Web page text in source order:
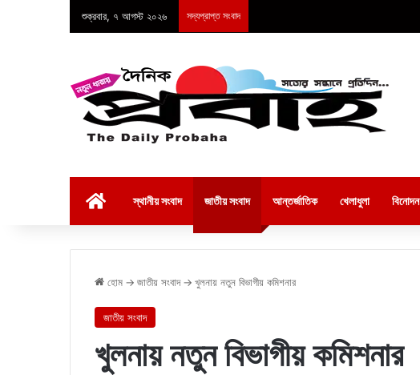
শুক্রবার, ৭ আগস্ট ২০২৬ সদ্যপ্রাপ্ত সংবাদ
স্থানীয় সংবাদ জাতীয় সংবাদ আন্তর্জাতিক খেলাধুলা বিনোদন
হোম → জাতীয় সংবাদ → খুলনায় নতুন বিভাগীয় কমিশনার
জাতীয় সংবাদ
খুলনায় নতুন বিভাগীয় কমিশনার